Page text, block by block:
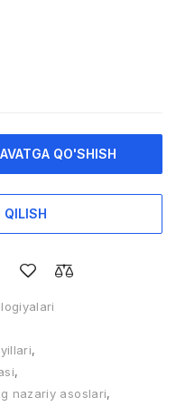
QO'SHISH
QILISH
,
,
nazariy asoslari,